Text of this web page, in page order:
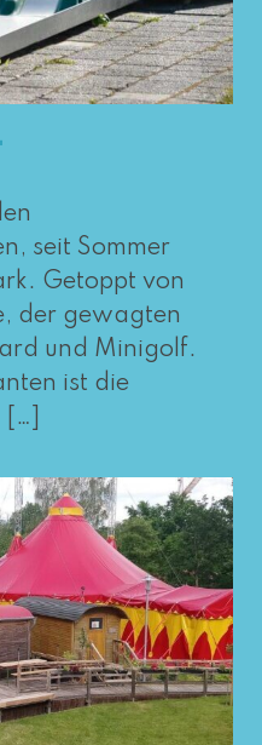
seit Sommer
Getoppt von
der gewag­ten
und Minigolf.
ist die